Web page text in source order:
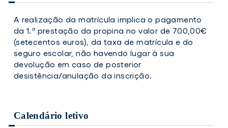
A realização da matrícula implica o pagamento
da 1.ª prestação da propina no valor de 700,00€
(setecentos euros), da taxa de matrícula e do
seguro escolar, não havendo lugar à sua
devolução em caso de posterior
desistência/anulação da inscrição.
Calendário letivo